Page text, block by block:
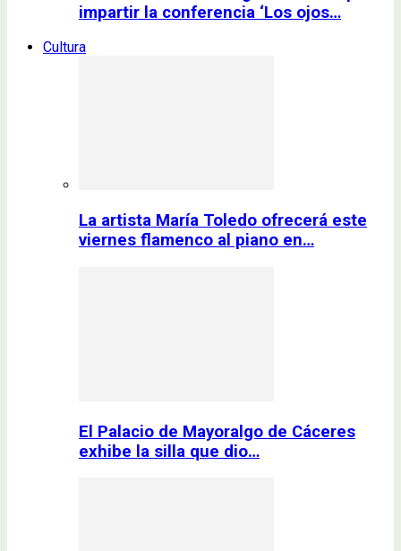
impartir la conferencia ‘Los ojos…
Cultura
La artista María Toledo ofrecerá este
viernes flamenco al piano en…
El Palacio de Mayoralgo de Cáceres
exhibe la silla que dio…